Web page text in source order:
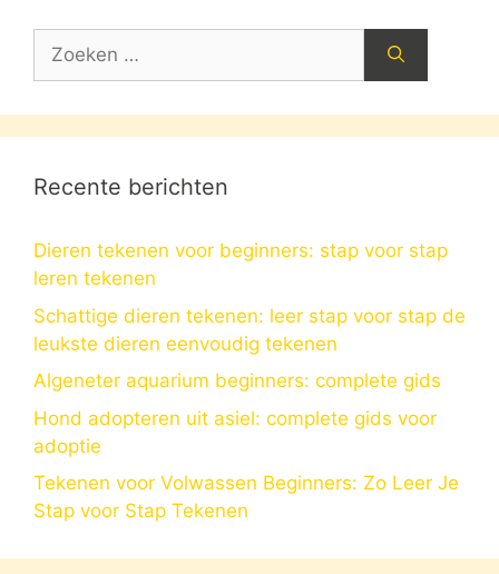
Zoek
Recente berichten
Dieren tekenen voor beginners: stap voor stap
leren tekenen
Schattige dieren tekenen: leer stap voor stap de
leukste dieren eenvoudig tekenen
Algeneter aquarium beginners: complete gids
Hond adopteren uit asiel: complete gids voor
adoptie
Tekenen voor Volwassen Beginners: Zo Leer Je
Stap voor Stap Tekenen